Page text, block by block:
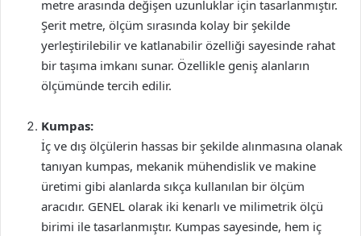
metre arasında değişen uzunluklar için tasarlanmıştır.
Şerit metre, ölçüm sırasında kolay bir şekilde
yerleştirilebilir ve katlanabilir özelliği sayesinde rahat
bir taşıma imkanı sunar. Özellikle geniş alanların
ölçümünde tercih edilir.
Kumpas:
İç ve dış ölçülerin hassas bir şekilde alınmasına olanak
tanıyan kumpas, mekanik mühendislik ve makine
üretimi gibi alanlarda sıkça kullanılan bir ölçüm
aracıdır. GENEL olarak iki kenarlı ve milimetrik ölçü
birimi ile tasarlanmıştır. Kumpas sayesinde, hem iç